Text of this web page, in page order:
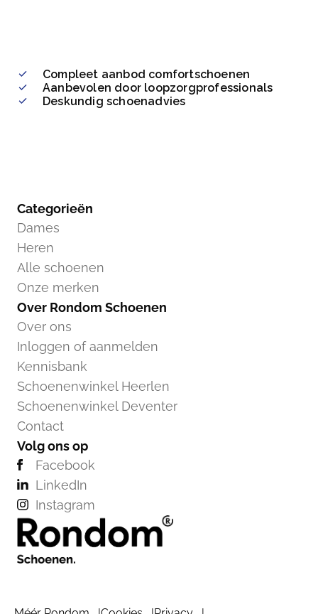
Compleet aanbod comfortschoenen
Aanbevolen door loopzorgprofessionals
Deskundig schoenadvies
Categorieën
Dames
Heren
Alle schoenen
Onze merken
Over Rondom Schoenen
Over ons
Inloggen of aanmelden
Kennisbank
Schoenenwinkel Heerlen
Schoenenwinkel Deventer
Contact
Volg ons op
Facebook
LinkedIn
Instagram